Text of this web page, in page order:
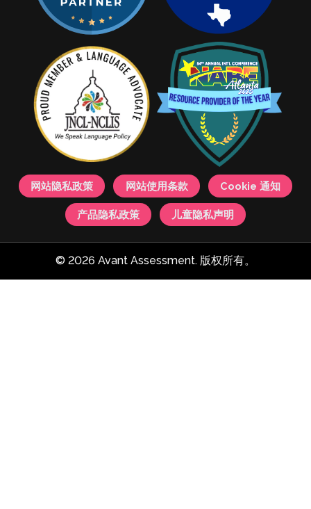
网站隐私政策 网站使用条款 Cookie 通知
产品隐私政策 儿童隐私声明
© 2026 Avant Assessment. 版权所有。